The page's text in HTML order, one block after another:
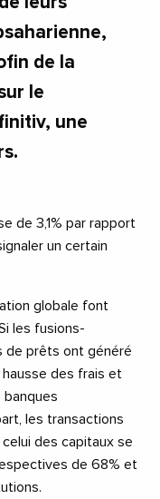
de la
le
une
de 3,1% par rapport
un certain
globale font
les fusions-
de prêts ont généré
des frais et
banques
les transactions
des capitaux se
de 68% et